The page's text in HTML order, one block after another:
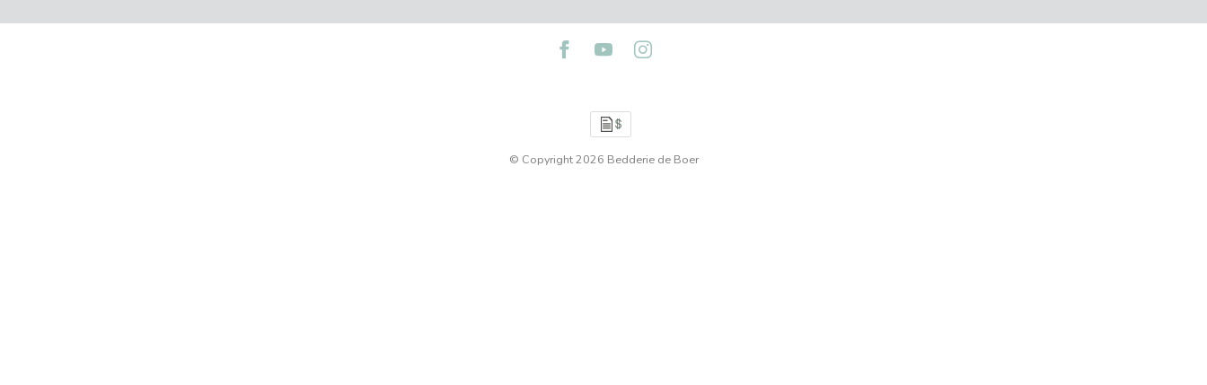
© Copyright 2026 Bedderie de Boer